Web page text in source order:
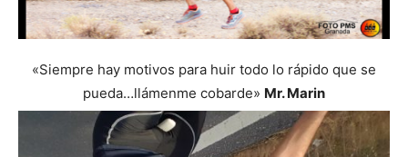
«Siempre hay motivos para huir todo lo rápido que se
pueda…llámenme cobarde» Mr. Marin